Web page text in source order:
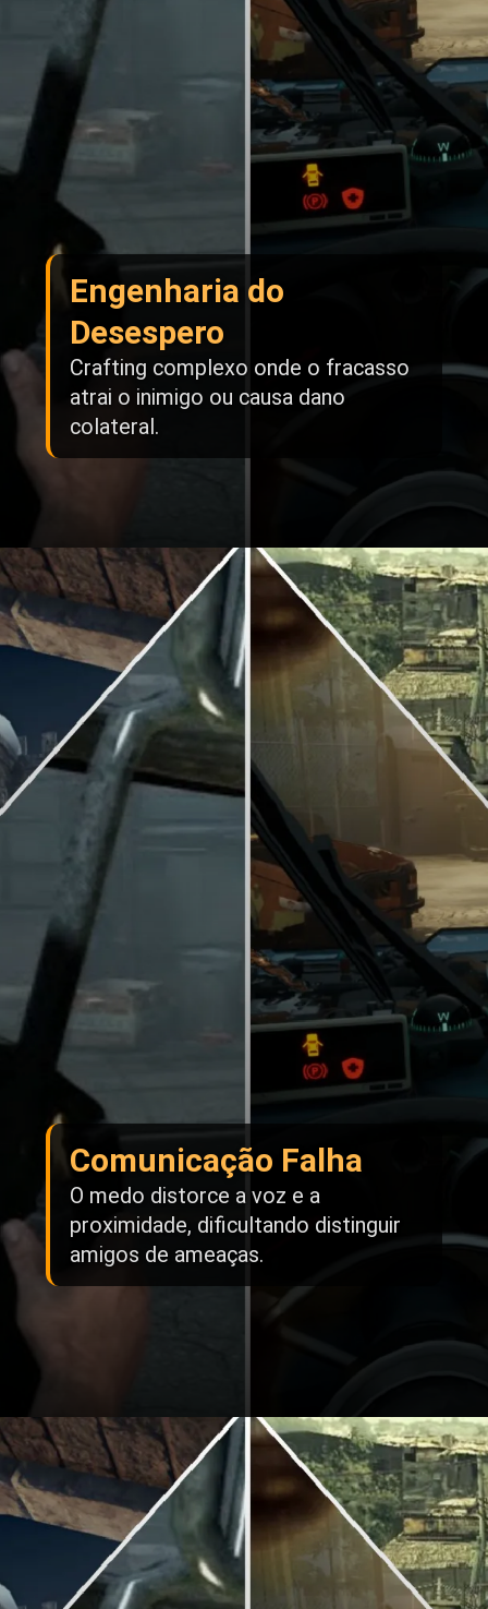
Engenharia do
Desespero
Crafting complexo onde o fracasso
atrai o inimigo ou causa dano
colateral.
Comunicação Falha
O medo distorce a voz e a
proximidade, dificultando distinguir
amigos de ameaças.